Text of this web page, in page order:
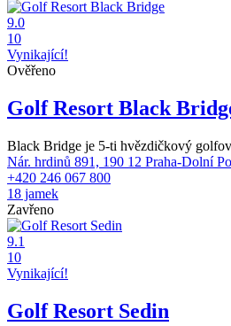
9.0
10
Vynikající!
Ověřeno
Golf Resort Black
Black Bridge je 5-ti hvězdičkový
Nár. hrdinů 891, 190 12 Praha-Dolní
+420 246 067 800
18 jamek
Zavřeno
9.1
10
Vynikající!
Golf Resort Sedin